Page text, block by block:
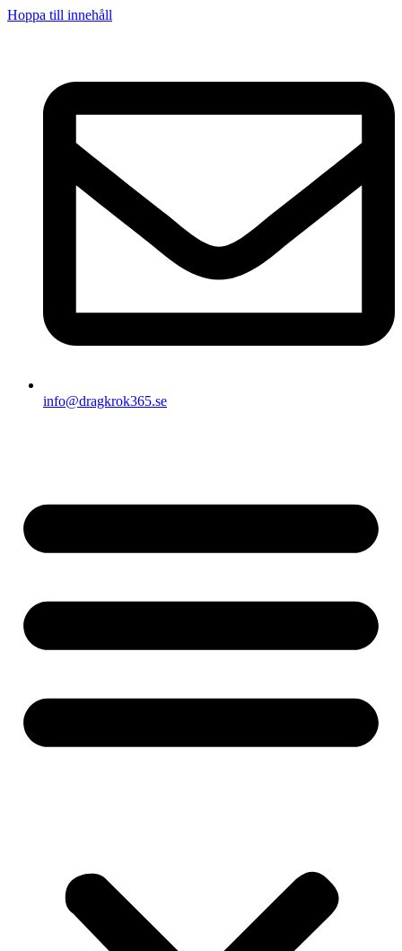
Hoppa till innehåll
info@dragkrok365.se